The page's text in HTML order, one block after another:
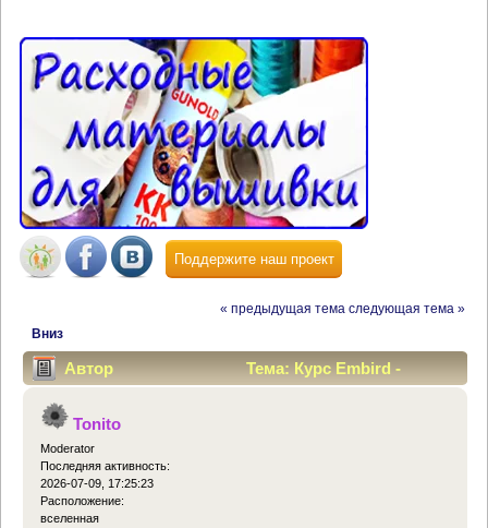
Поддержите наш проект
« предыдущая тема следующая тема »
Вниз
Автор
Тема: Курс Embird -
ришелье (Прочитано 46636 раз)
Tonito
Moderator
Последняя активность:
2026-07-09, 17:25:23
Расположение:
вселенная